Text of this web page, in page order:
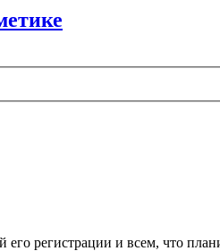
регистрации и всем, что